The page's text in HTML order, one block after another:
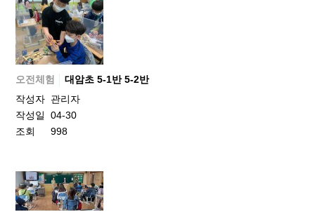
오전체험
대암초 5-1반 5-2반
작성자 관리자
작성일
04-30
조회
998